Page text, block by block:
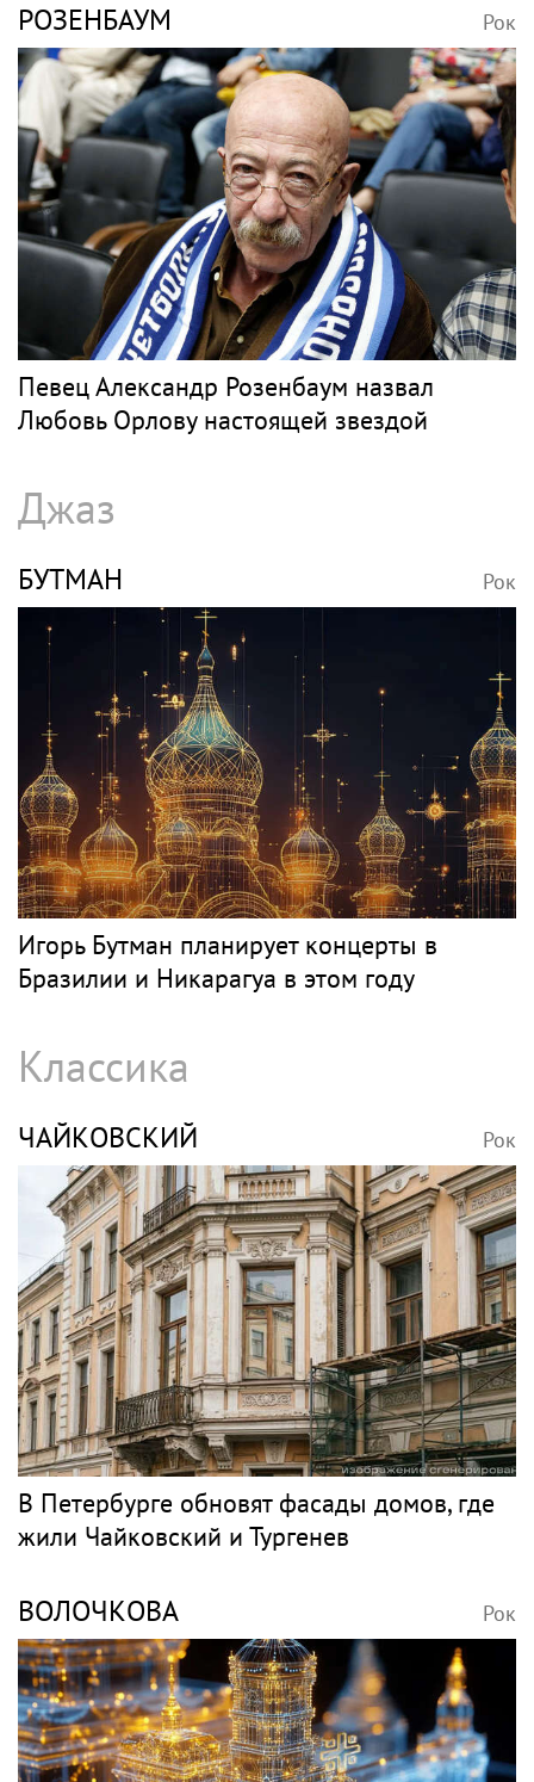
РОЗЕНБАУМ Рок
Певец Александр Розенбаум назвал
Любовь Орлову настоящей звездой
Джаз
БУТМАН Рок
Игорь Бутман планирует концерты в
Бразилии и Никарагуа в этом году
Классика
ЧАЙКОВСКИЙ Рок
В Петербурге обновят фасады домов, где
жили Чайковский и Тургенев
ВОЛОЧКОВА Рок